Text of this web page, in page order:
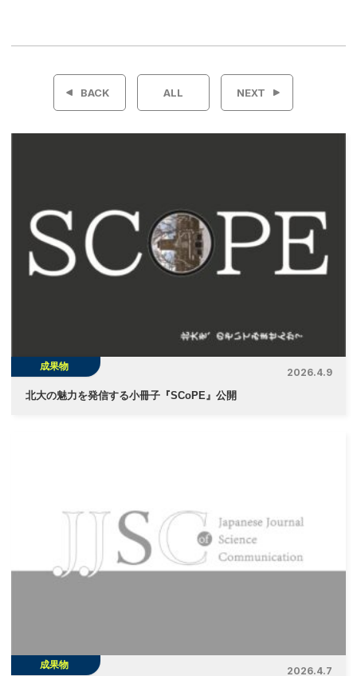
投
ー
シ
ョ
BACK ALL NEXT
成果物
2026.4.9
北大の魅力を発信する小冊子『SCoPE』公開
成果物
2026.4.7